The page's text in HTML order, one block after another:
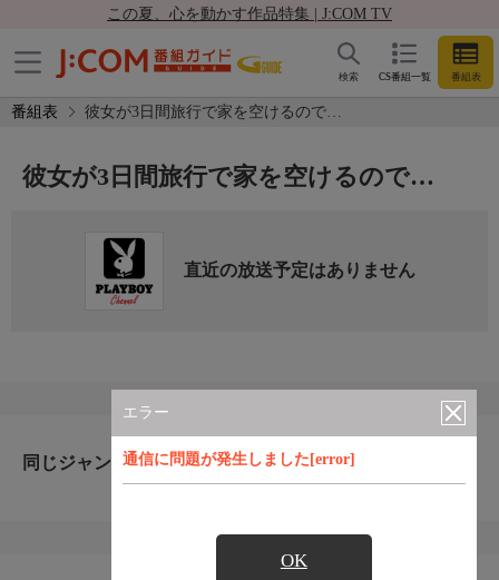
この夏、心を動かす作品特集 | J:COM TV
CS番組一覧 番組表
検索
番組表 彼女が3日間旅行で家を空けるので…
エラー
通信に問題が発生しました[error]
OK
彼女が3日間旅行で家を空けるので…
直近の放送予定はありません
同じジャンルのおすすめ番組